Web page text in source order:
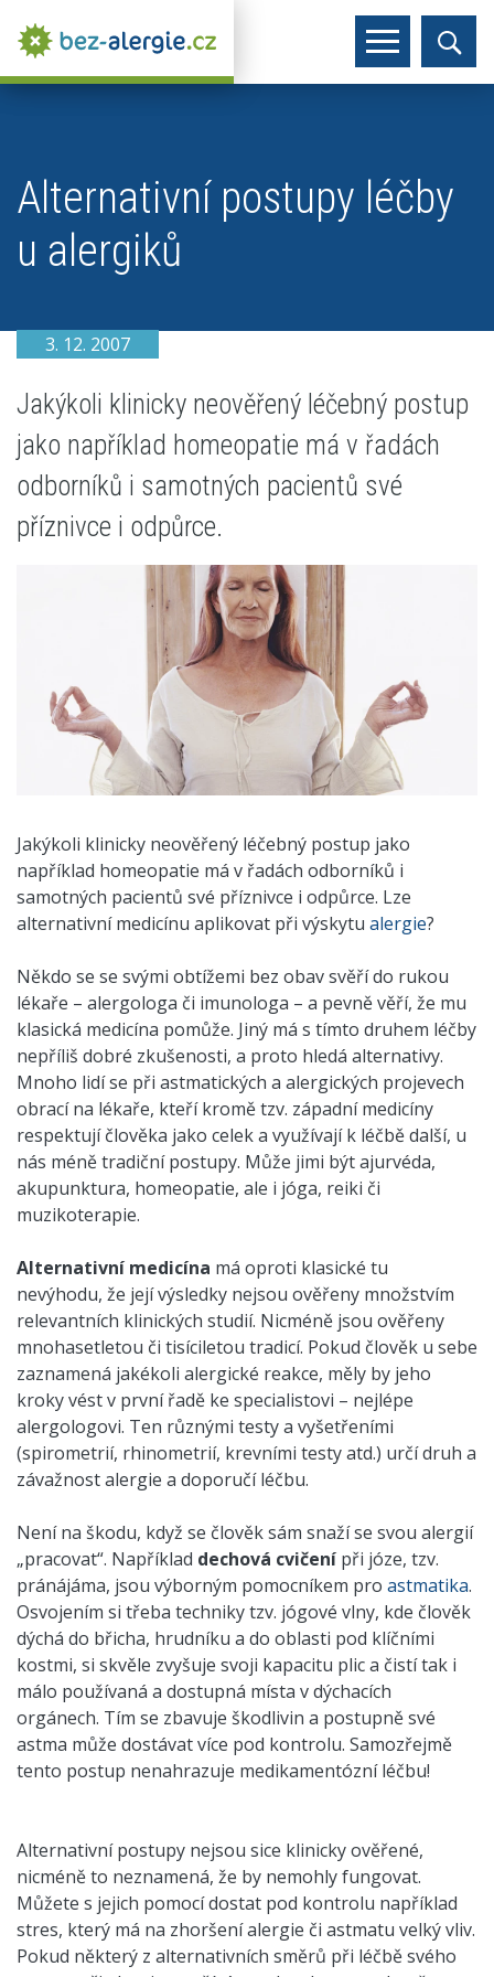
Alternativní postupy léčby
u alergiků
3. 12. 2007
Jakýkoli klinicky neověřený léčebný postup
jako například homeopatie má v řadách
odborníků i samotných pacientů své
příznivce i odpůrce.
Jakýkoli klinicky neověřený léčebný postup jako
například homeopatie má v řadách odborníků i
samotných pacientů své příznivce i odpůrce. Lze
alternativní medicínu aplikovat při výskytu alergie?
Někdo se se svými obtížemi bez obav svěří do rukou
lékaře – alergologa či imunologa – a pevně věří, že mu
klasická medicína pomůže. Jiný má s tímto druhem léčby
nepříliš dobré zkušenosti, a proto hledá alternativy.
Mnoho lidí se při astmatických a alergických projevech
obrací na lékaře, kteří kromě tzv. západní medicíny
respektují člověka jako celek a využívají k léčbě další, u
nás méně tradiční postupy. Může jimi být ajurvéda,
akupunktura, homeopatie, ale i jóga, reiki či
muzikoterapie.
Alternativní medicína má oproti klasické tu
nevýhodu, že její výsledky nejsou ověřeny množstvím
relevantních klinických studií. Nicméně jsou ověřeny
mnohasetletou či tisíciletou tradicí. Pokud člověk u sebe
zaznamená jakékoli alergické reakce, měly by jeho
kroky vést v první řadě ke specialistovi – nejlépe
alergologovi. Ten různými testy a vyšetřeními
(spirometrií, rhinometrií, krevními testy atd.) určí druh a
závažnost alergie a doporučí léčbu.
Není na škodu, když se člověk sám snaží se svou alergií
„pracovat“. Například dechová cvičení při józe, tzv.
pránájáma, jsou výborným pomocníkem pro astmatika.
Osvojením si třeba techniky tzv. jógové vlny, kde člověk
dýchá do břicha, hrudníku a do oblasti pod klíčními
kostmi, si skvěle zvyšuje svoji kapacitu plic a čistí tak i
málo používaná a dostupná místa v dýchacích
orgánech. Tím se zbavuje škodlivin a postupně své
astma může dostávat více pod kontrolu. Samozřejmě
tento postup nenahrazuje medikamentózní léčbu!
Alternativní postupy nejsou sice klinicky ověřené,
nicméně to neznamená, že by nemohly fungovat.
Můžete s jejich pomocí dostat pod kontrolu například
stres, který má na zhoršení alergie či astmatu velký vliv.
Pokud některý z alternativních směrů při léčbě svého